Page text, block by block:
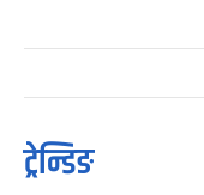
ट्रेन्डिङ